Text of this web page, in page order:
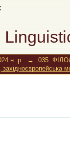
н. р. →
035.
західноєвропейська